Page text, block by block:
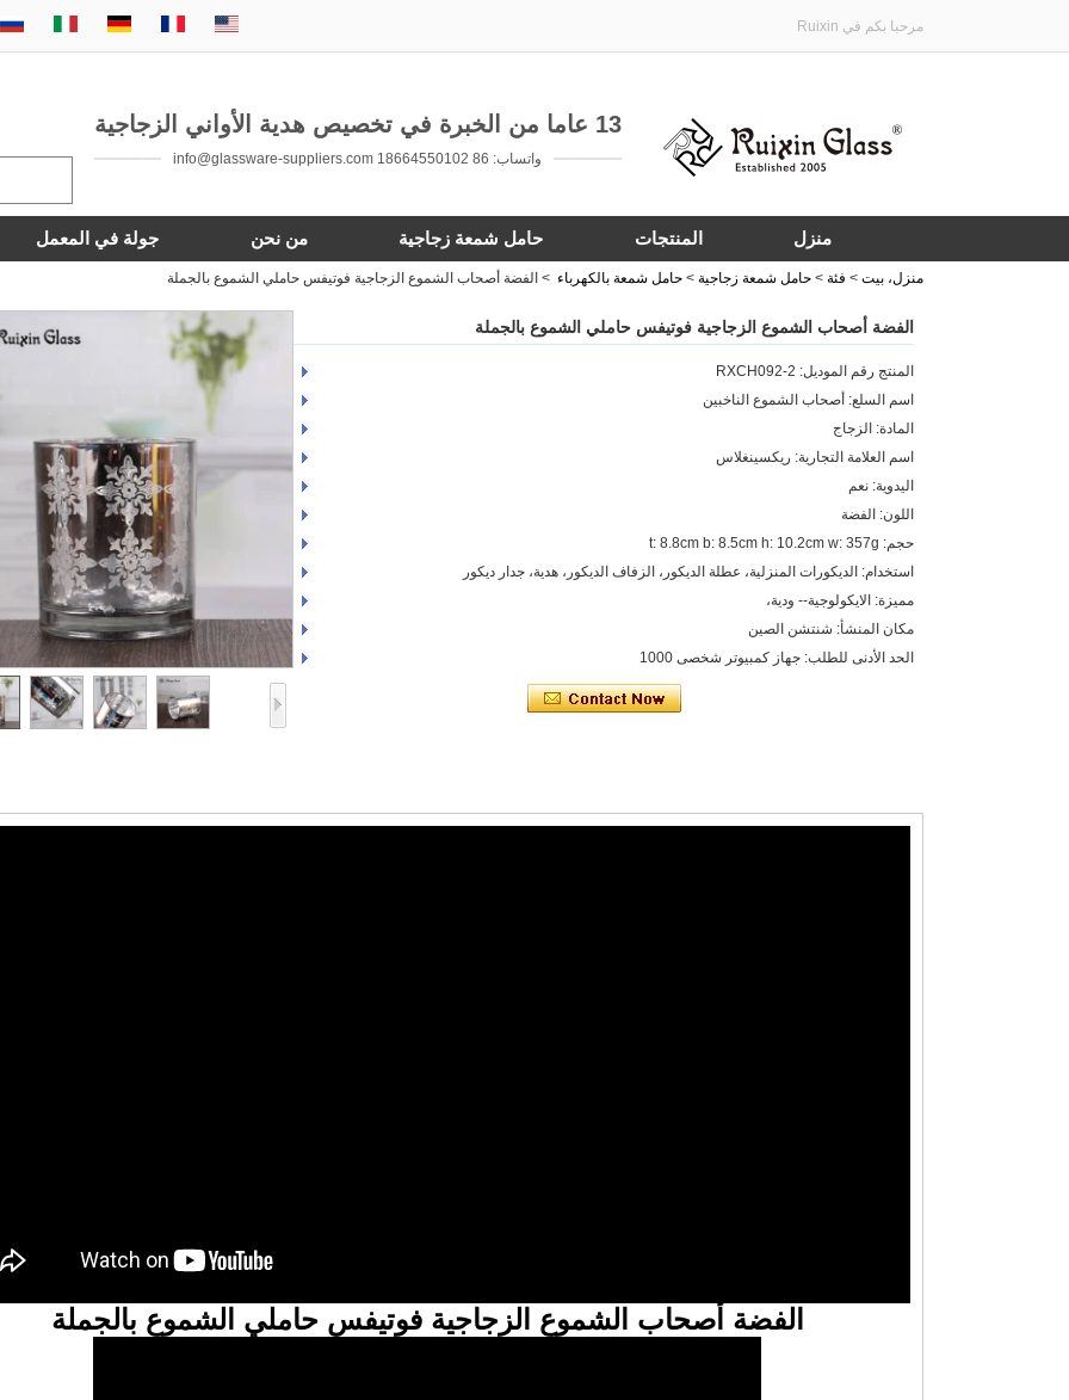
مرحبا بكم في Ruixin
13 عاما من الخبرة في تخصيص هدية الأواني الزجاجية
واتساب: 86 18664550102 info@glassware-suppliers.com
منزل المنتجات حامل شمعة زجاجية من نحن جولة في المعمل
منزل، بيت > فئة > حامل شمعة زجاجية > حامل شمعة بالكهرباء > الفضة أصحاب الشموع الزجاجية فوتيفس حاملي الشموع بالجملة
الفضة أصحاب الشموع الزجاجية فوتيفس حاملي الشموع بالجملة
المنتج رقم الموديل: RXCH092-2
اسم السلع: أصحاب الشموع الناخبين
المادة: الزجاج
اسم العلامة التجارية: ريكسينغلاس
اليدوية: نعم
اللون: الفضة
حجم: t: 8.8cm b: 8.5cm h: 10.2cm w: 357g
استخدام: الديكورات المنزلية، عطلة الديكور، الزفاف الديكور، هدية، جدار ديكور
مميزة: الايكولوجية-- ودية،
مكان المنشأ: شنتشن الصين
الحد الأدنى للطلب: جهاز كمبيوتر شخصى 1000
الفضة أصحاب الشموع الزجاجية فوتيفس حاملي الشموع بالجملة